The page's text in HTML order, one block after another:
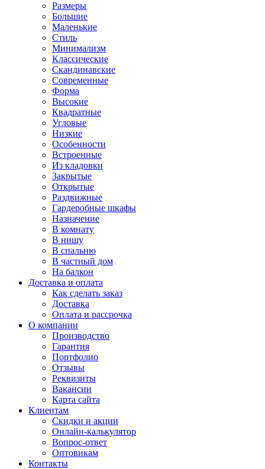
Размеры
Большие
Маленькие
Стиль
Минимализм
Классические
Скандинавские
Современные
Форма
Высокие
Квадратные
Угловые
Низкие
Особенности
Встроенные
Из кладовки
Закрытые
Открытые
Раздвижные
Гардеробные шкафы
Назначение
В комнату
В нишу
В спальню
В частный дом
На балкон
Доставка и оплата
Как сделать заказ
Доставка
Оплата и рассрочка
О компании
Производство
Гарантия
Портфолио
Отзывы
Реквизиты
Вакансии
Карта сайта
Клиентам
Скидки и акции
Онлайн-калькулятор
Вопрос-ответ
Оптовикам
Контакты